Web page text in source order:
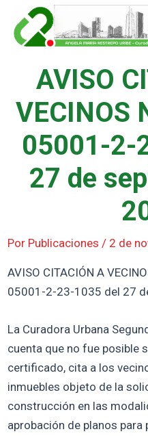
contenido
AVISO
VECINOS
05001-2-
27 de
Por Publicaciones / 2 de
AVISO CITACIÓN A
05001-2-23-1035 del 27
La Curadora Urbana
cuenta que no fue posible
certificado, cita a los
inmuebles objeto de la
construcción en las
aprobación de planos